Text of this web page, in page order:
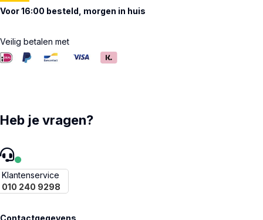
Voor 16:00 besteld, morgen in huis
Veilig betalen met
Heb je vragen?
Klantenservice
010 240 9298
Contactgegevens